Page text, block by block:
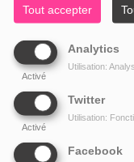
Tout accepter
Analytics
Activé
Utilisation:
Twitter
Activé
Utilisation:
Facebook